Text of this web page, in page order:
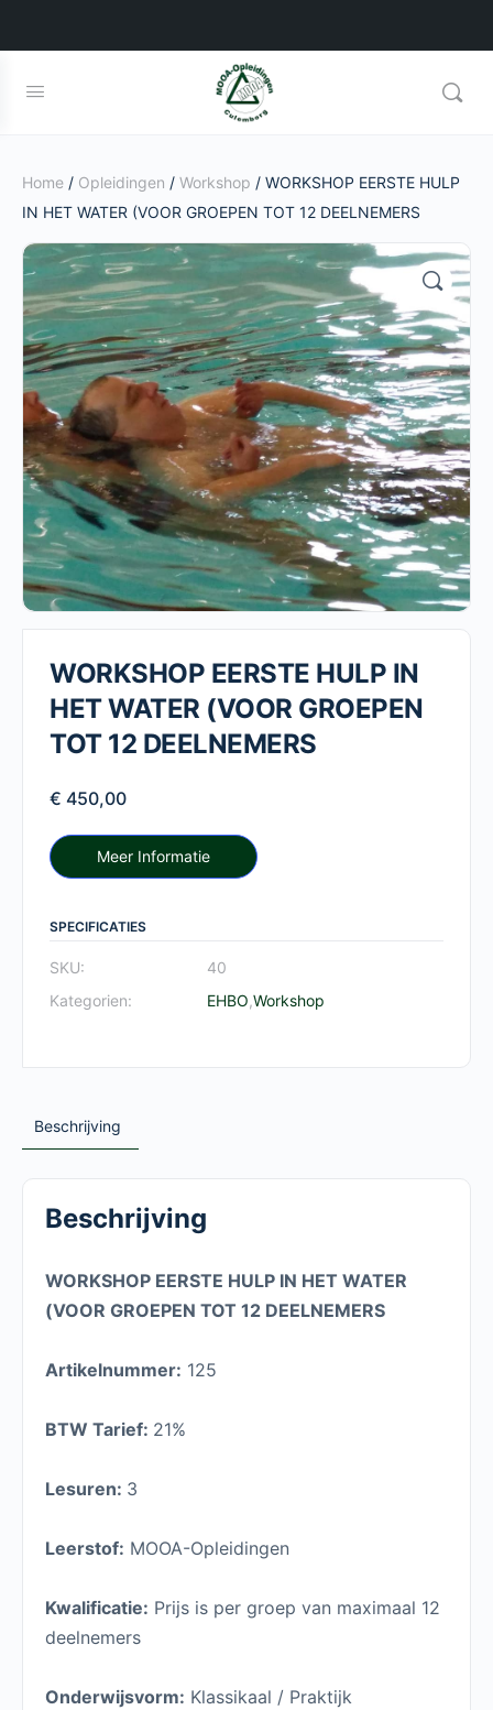
Home / Opleidingen / Workshop / WORKSHOP EERSTE HULP
IN HET WATER (VOOR GROEPEN TOT 12 DEELNEMERS
WORKSHOP EERSTE HULP IN
HET WATER (VOOR GROEPEN
TOT 12 DEELNEMERS
€ 450,00
Meer Informatie
SPECIFICATIES
SKU:
40
Kategorien:
EHBO,Workshop
Beschrijving
Beschrijving
WORKSHOP EERSTE HULP IN HET WATER
(VOOR GROEPEN TOT 12 DEELNEMERS
Artikelnummer: 125
BTW Tarief: 21%
Lesuren: 3
Leerstof: MOOA-Opleidingen
Kwalificatie: Prijs is per groep van maximaal 12
deelnemers
Onderwijsvorm: Klassikaal / Praktijk